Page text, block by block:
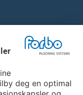
deg en optimal